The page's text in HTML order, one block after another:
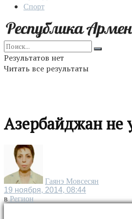
Спорт
Результатов нет
Читать все результаты
Азербайджан не
Гаянэ Мовсесян
19 ноября, 2014, 08:44
в Регион